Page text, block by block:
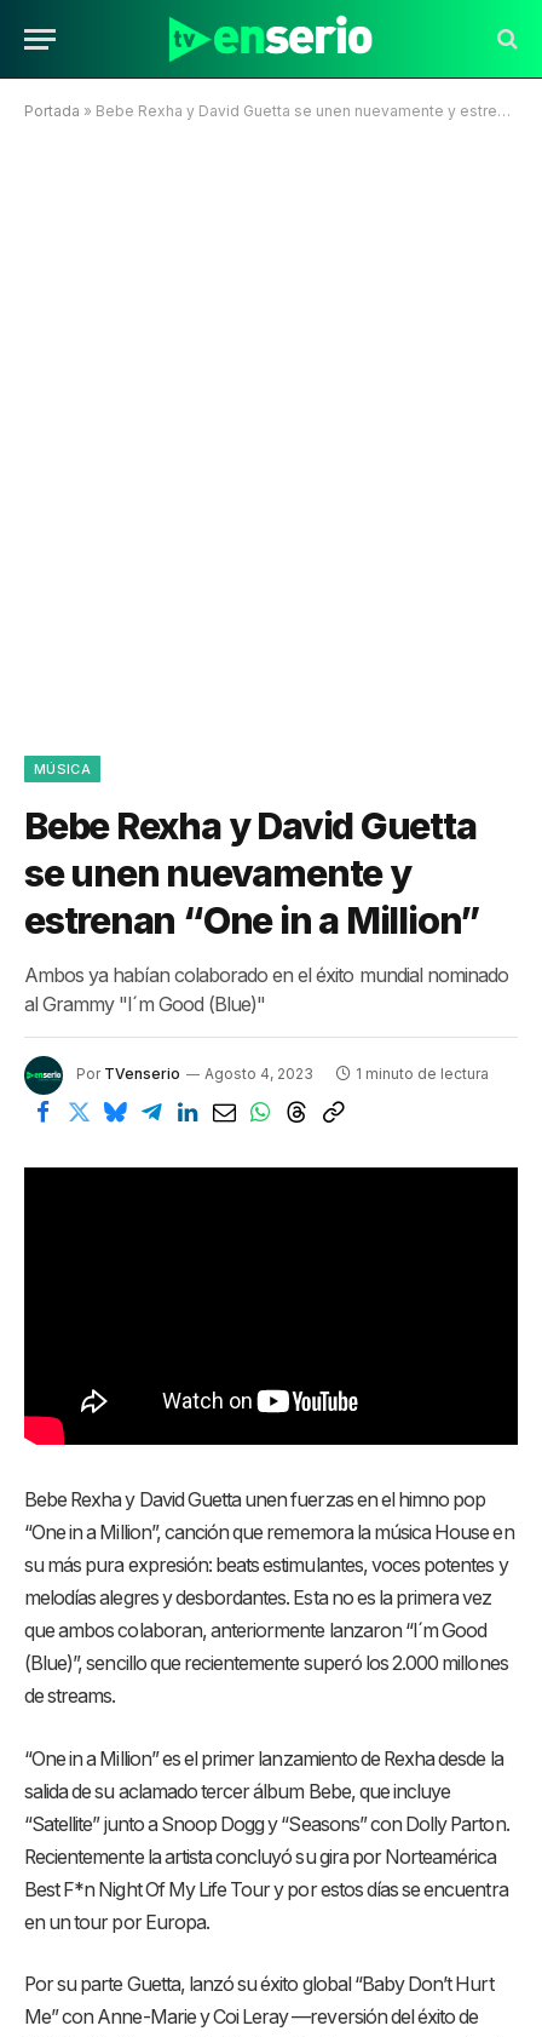
Portada » Bebe Rexha y David Guetta se unen nuevamente y estrenan “One in a Million”
MÚSICA
Bebe Rexha y David Guetta
se unen nuevamente y
estrenan “One in a Million”
Ambos ya habían colaborado en el éxito mundial nominado
al Grammy "I´m Good (Blue)"
Por TVenserio Agosto 4, 2023 1 minuto de lectura
Bebe Rexha y David Guetta unen fuerzas en el himno pop
“One in a Million”, canción que rememora la música House en
su más pura expresión: beats estimulantes, voces potentes y
melodías alegres y desbordantes. Esta no es la primera vez
que ambos colaboran, anteriormente lanzaron “I´m Good
(Blue)”, sencillo que recientemente superó los 2.000 millones
de streams.
“One in a Million” es el primer lanzamiento de Rexha desde la
salida de su aclamado tercer álbum Bebe, que incluye
“Satellite” junto a Snoop Dogg y “Seasons” con Dolly Parton.
Recientemente la artista concluyó su gira por Norteamérica
Best F*n Night Of My Life Tour y por estos días se encuentra
en un tour por Europa.
Por su parte Guetta, lanzó su éxito global “Baby Don’t Hurt
Me” con Anne-Marie y Coi Leray —reversión del éxito de